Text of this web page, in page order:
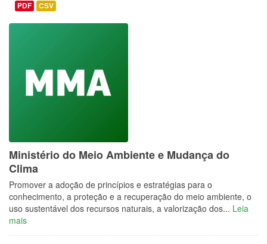
PDF CSV
Ministério do Meio Ambiente e Mudança do
Clima
Promover a adoção de princípios e estratégias para o
conhecimento, a proteção e a recuperação do meio ambiente, o
uso sustentável dos recursos naturais, a valorização dos... Leia
mais